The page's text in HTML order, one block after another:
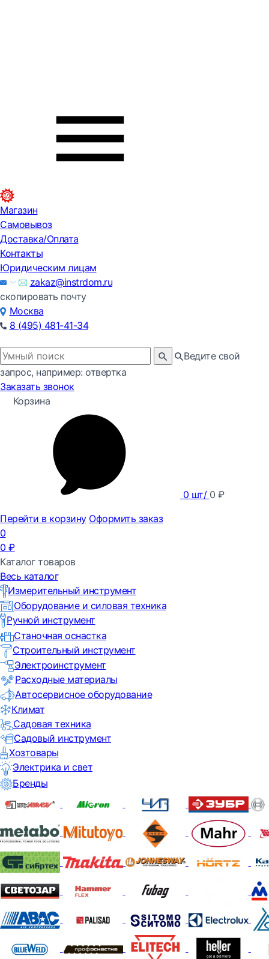
Магазин
Самовывоз
Доставка/Оплата
Контакты
Юридическим лицам
zakaz@instrdom.ru
скопировать почту
Москва
8 (495) 481-41-34
Ведите свой
запрос, например: отвертка
Заказать звонок
Корзина
0 шт/ 0 ₽
Перейти в корзину Оформить заказ
0
0 ₽
Каталог товаров
Весь каталог
Измерительный инструмент
Оборудование и силовая техника
Ручной инструмент
Станочная оснастка
Строительный инструмент
Электроинструмент
Расходные материалы
Автосервисное оборудование
Климат
Садовая техника
Садовый инструмент
Хозтовары
Электрика и свет
Бренды